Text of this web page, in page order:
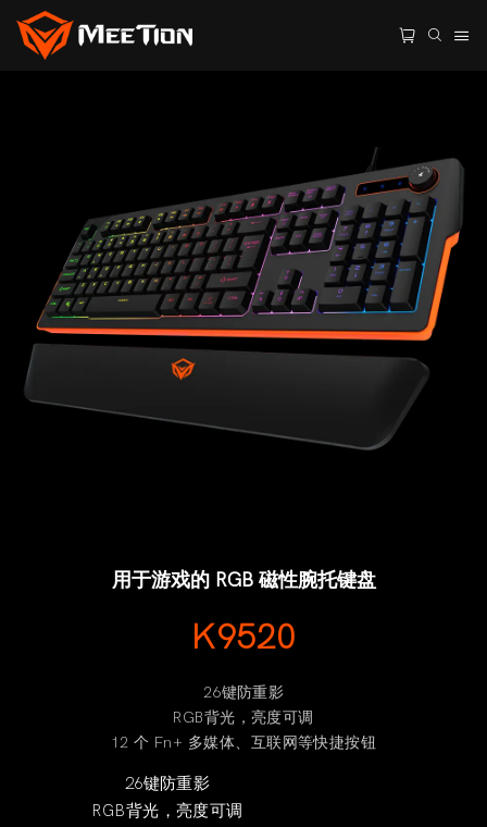
用于游戏的 RGB 磁性腕托键盘
K9520
26键防重影
RGB背光，亮度可调
12 个 Fn+ 多媒体、互联网等快捷按钮
26键防重影
RGB背光，亮度可调